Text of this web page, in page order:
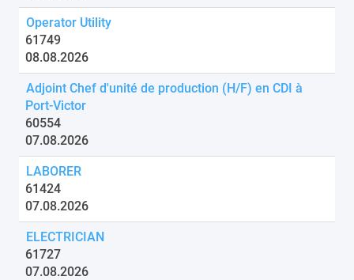
Operator Utility
61749
08.08.2026
Adjoint Chef d'unité de production (H/F) en CDI à
Port-Victor
60554
07.08.2026
LABORER
61424
07.08.2026
ELECTRICIAN
61727
07.08.2026